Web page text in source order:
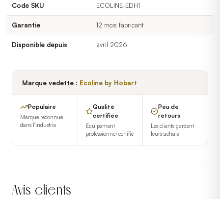
Code SKU ECOLINE-EDH1
Garantie 12 mois fabricant
Disponible depuis avril 2026
Marque vedette : Ecoline by Hobart
Populaire
Marque reconnue
dans l'industrie
Qualité
certifiée
Équipement
professionnel certifié
Peu de
retours
Les clients gardent
leurs achats
Avis clients